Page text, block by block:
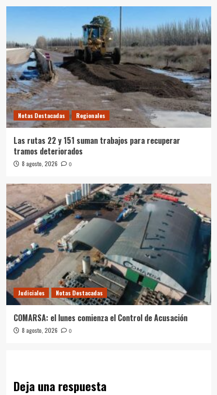
Notas Destacadas Regionales
Las rutas 22 y 151 suman trabajos para recuperar
tramos deteriorados
8 agosto, 2026 0
Judiciales Notas Destacadas
COMARSA: el lunes comienza el Control de Acusación
8 agosto, 2026 0
Deja una respuesta